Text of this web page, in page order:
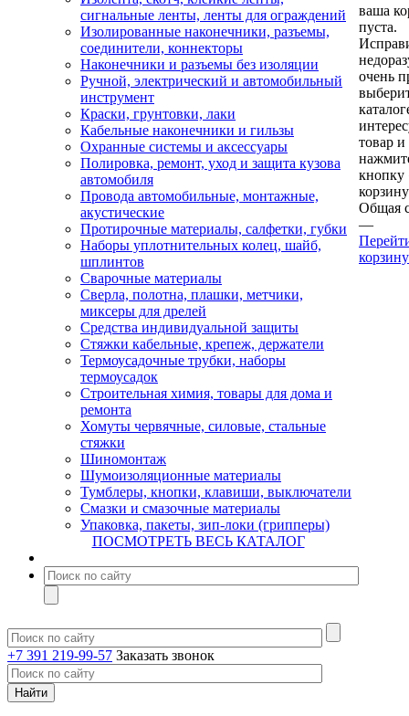
сигнальные ленты, ленты для ограждений
Изолированные наконечники, разъемы,
соединители, коннекторы
Наконечники и разъемы без изоляции
Ручной, электрический и автомобильный
инструмент
Краски, грунтовки, лаки
Кабельные наконечники и гильзы
Охранные системы и аксессуары
Полировка, ремонт, уход и защита кузова
автомобиля
Провода автомобильные, монтажные,
акустические
Протирочные материалы, салфетки, губки
Наборы уплотнительных колец, шайб,
шплинтов
Сварочные материалы
Сверла, полотна, плашки, метчики,
миксеры для дрелей
Средства индивидуальной защиты
Стяжки кабельные, крепеж, держатели
Термоусадочные трубки, наборы
термоусадок
Строительная химия, товары для дома и
ремонта
Хомуты червячные, силовые, стальные
стяжки
Шиномонтаж
Шумоизоляционные материалы
Тумблеры, кнопки, клавиши, выключатели
Смазки и смазочные материалы
Упаковка, пакеты, зип-локи (грипперы)
ПОСМОТРЕТЬ ВЕСЬ КАТАЛОГ
+7 391 219-99-57 Заказать звонок
ваша
пуста.
очень
товар и
кнопку
Общая
—
корзину